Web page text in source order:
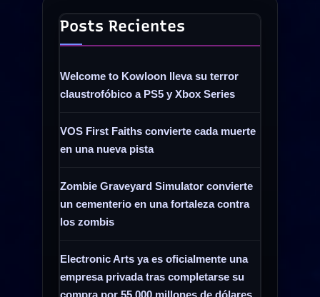
Posts Recientes
Welcome to Kowloon lleva su terror
claustrofóbico a PS5 y Xbox Series
VOS First Faiths convierte cada muerte
en una nueva pista
Zombie Graveyard Simulator convierte
un cementerio en una fortaleza contra
los zombis
Electronic Arts ya es oficialmente una
empresa privada tras completarse su
compra por 55.000 millones de dólares